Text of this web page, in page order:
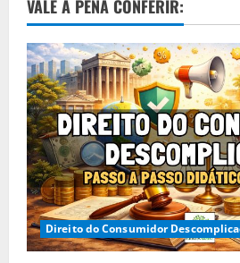
VALE A PENA CONFERIR:
Direito do Consumidor